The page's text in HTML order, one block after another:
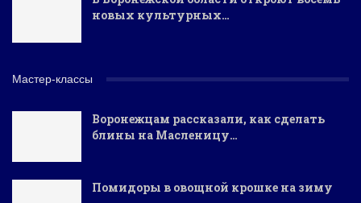
новых культурных…
Мастер-классы
Воронежцам рассказали, как сделать
блины на Масленицу…
Помидоры в овощной крошке на зиму